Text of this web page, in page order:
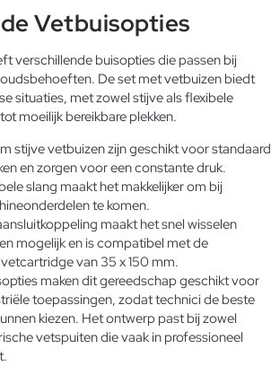
Vetbuisopties
verschillende buisopties die passen bij
De set met vetbuizen biedt
situaties, met zowel stijve als flexibele
moeilijk bereikbare plekken.
stijve vetbuizen zijn geschikt voor standaard
en zorgen voor een constante druk.
slang maakt het makkelijker om bij
te komen.
maakt het snel wisselen
mogelijk en is compatibel met de
van 35 x 150 mm.
maken dit gereedschap geschikt voor
toepassingen, zodat technici de beste
kiezen. Het ontwerp past bij zowel
vetspuiten die vaak in professioneel